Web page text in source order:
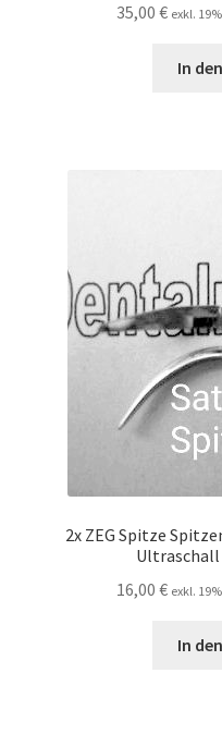
35,00 € exkl.
In
2x ZEG Spitze
Ultraschall
16,00 € exkl.
In